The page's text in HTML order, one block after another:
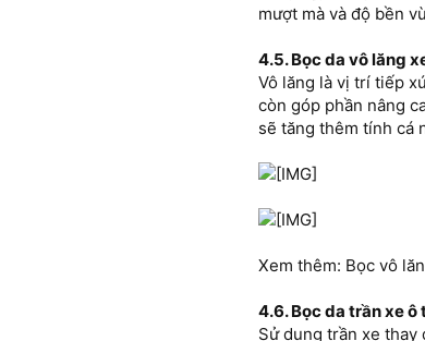
mượt mà và độ bền
4.5. Bọc da vô lăng
Vô lăng là vị trí tiếp
còn góp phần nâng
sẽ tăng thêm tính cá
Xem thêm: Bọc vô
4.6. Bọc da trần xe
Sử dụng trần xe thay